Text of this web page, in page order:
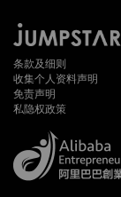
条款及细则
收集个人资料声明
免责声明
私隐权政策